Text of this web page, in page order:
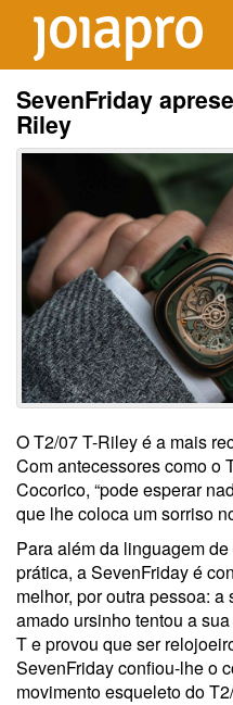
SevenFriday
Riley
O T2/07 T-Riley é a mais
Com antecessores como o
Cocorico, “pode esperar
que lhe coloca um sorriso
Para além da linguagem
prática, a SevenFriday é
melhor, por outra pessoa:
amado ursinho tentou a
T e provou que ser
SevenFriday confiou-lhe o
movimento esqueleto do